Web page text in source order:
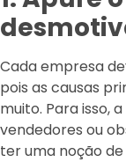
Cada empresa
pois as causas
muito. Para isso,
vendedores ou
ter uma noção